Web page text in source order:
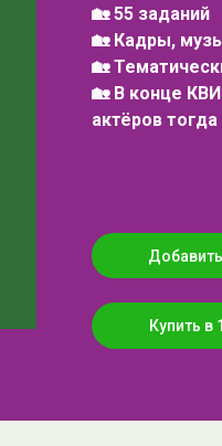
🏡 55 заданий
🏡 Кадры,
🏡
🏡 В конце
актёров
Купить в